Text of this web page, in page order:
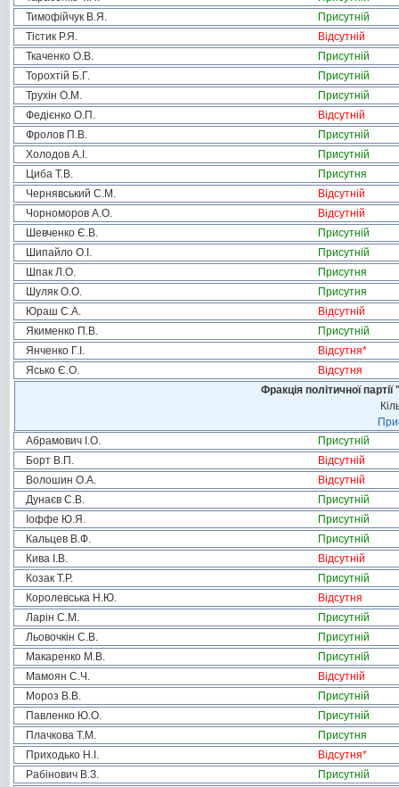
Тимофійчук В.Я.
Присутній
Тістик Р.Я.
Відсутній
Ткаченко О.В.
Присутній
Торохтій Б.Г.
Присутній
Трухін О.М.
Присутній
Федієнко О.П.
Відсутній
Фролов П.В.
Присутній
Холодов А.І.
Присутній
Циба Т.В.
Присутня
Чернявський С.М.
Відсутній
Чорноморов А.О.
Відсутній
Шевченко Є.В.
Присутній
Шипайло О.І.
Присутній
Шпак Л.О.
Присутня
Шуляк О.О.
Присутня
Юраш С.А.
Відсутній
Якименко П.В.
Присутній
Янченко Г.І.
Відсутня*
Ясько Є.О.
Відсутня
Фракція політичної
Абрамович І.О.
Присутній
Борт В.П.
Відсутній
Волошин О.А.
Відсутній
Дунаєв С.В.
Присутній
Іоффе Ю.Я.
Присутній
Кальцев В.Ф.
Присутній
Кива І.В.
Відсутній
Козак Т.Р.
Присутній
Королевська Н.Ю.
Відсутня
Ларін С.М.
Присутній
Льовочкін С.В.
Присутній
Макаренко М.В.
Присутній
Мамоян С.Ч.
Відсутній
Мороз В.В.
Присутній
Павленко Ю.О.
Присутній
Плачкова Т.М.
Присутня
Приходько Н.І.
Відсутня*
Рабінович В.З.
Присутній